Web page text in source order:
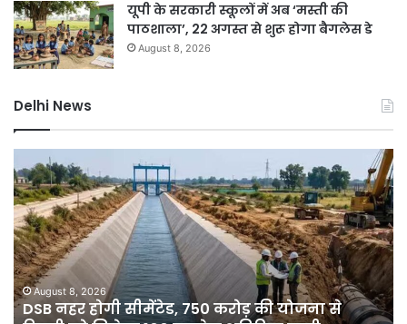
यूपी के सरकारी स्कूलों में अब ‘मस्ती की
पाठशाला’, 22 अगस्त से शुरू होगा बैगलेस डे
August 8, 2026
Delhi News
August 8, 2026
DSB नहर होगी सीमेंटेड, 750 करोड़ की योजना से
दिल्ली
में
बारिश
ने
तोड़ा
15
साल
का
रिकॉर्ड,